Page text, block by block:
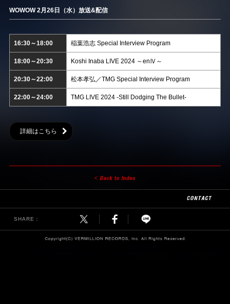
WOWOW 2月26日（水）放送&配信
16:30～18:00 稲葉浩志 Special Interview Program
18:00～20:30 Koshi Inaba LIVE 2024 ～enⅣ～
20:30～22:00 松本孝弘／TMG Special Interview Program
22:00～24:00 TMG LIVE 2024 -Still Dodging The Bullet-
詳細はこちら
SHARE：